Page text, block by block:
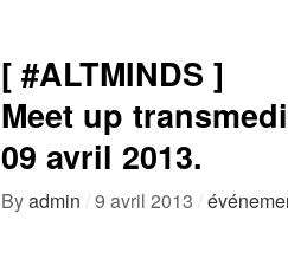
[ #ALTMINDS ]
Meet up
09 avril 2013.
Byadmin /9 avril 2013 /